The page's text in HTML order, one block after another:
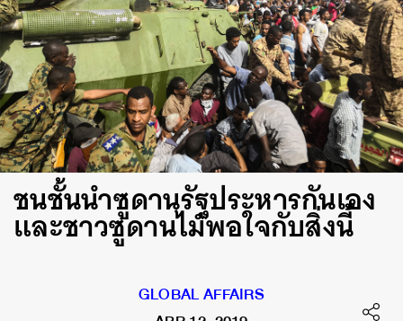
ชนชั้นนำซูดานรัฐประหารกันเอง
และชาวซูดานไม่พอใจกับสิ่งนี้
GLOBAL AFFAIRS